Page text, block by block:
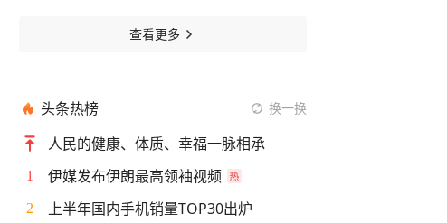
查看更多
头条热榜 换一换
人民的健康、体质、幸福一脉相承
1 伊媒发布伊朗最高领袖视频
2 上半年国内手机销量TOP30出炉